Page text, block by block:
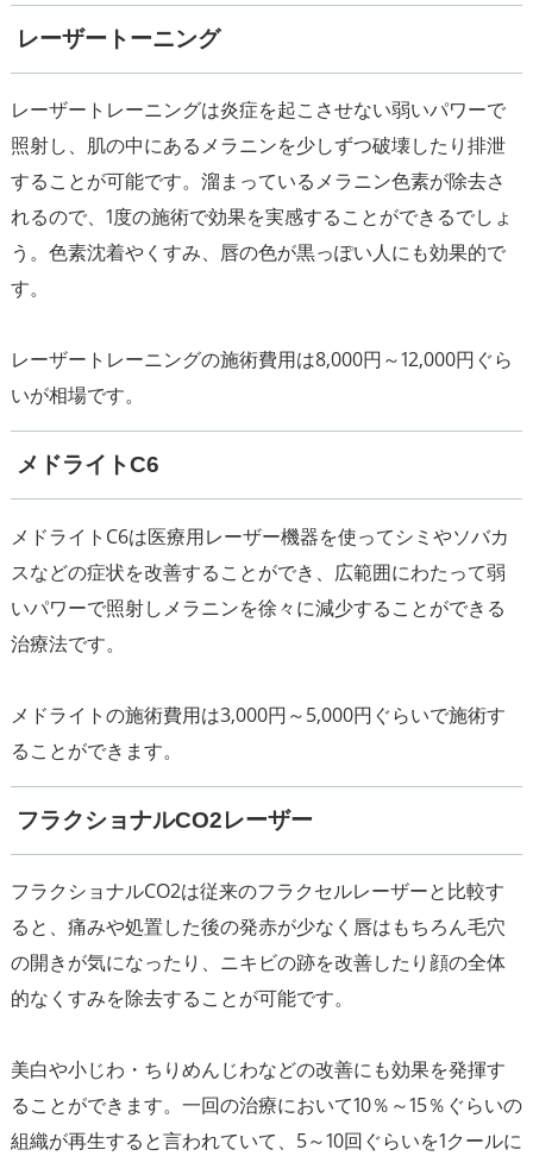
レーザートーニング
レーザートレーニングは炎症を起こさせない弱いパワーで
照射し、肌の中にあるメラニンを少しずつ破壊したり排泄
することが可能です。溜まっているメラニン色素が除去さ
れるので、1度の施術で効果を実感することができるでしょ
う。色素沈着やくすみ、唇の色が黒っぽい人にも効果的で
す。
レーザートレーニングの施術費用は8,000円～12,000円ぐら
メドライトC6
メドライトC6は医療用レーザー機器を使ってシミやソバカ
スなどの症状を改善することができ、広範囲にわたって弱
いパワーで照射しメラニンを徐々に減少することができる
治療法です。
メドライトの施術費用は3,000円～5,000円ぐらいで施術す
フラクショナルCO2レーザー
フラクショナルCO2は従来のフラクセルレーザーと比較す
ると、痛みや処置した後の発赤が少なく唇はもちろん毛穴
の開きが気になったり、ニキビの跡を改善したり顔の全体
的なくすみを除去することが可能です。
美白や小じわ・ちりめんじわなどの改善にも効果を発揮す
ることができます。一回の治療において10％～15％ぐらいの
組織が再生すると言われていて、5～10回ぐらいを1クールに